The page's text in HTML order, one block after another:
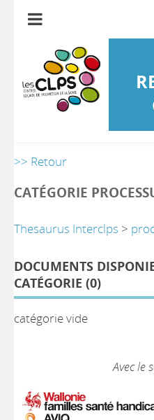
>> Retour
CATÉGORIE
Thesaurus Interclps >
DOCUMENTS
CATÉGORIE (0)
catégorie vide
Avec le